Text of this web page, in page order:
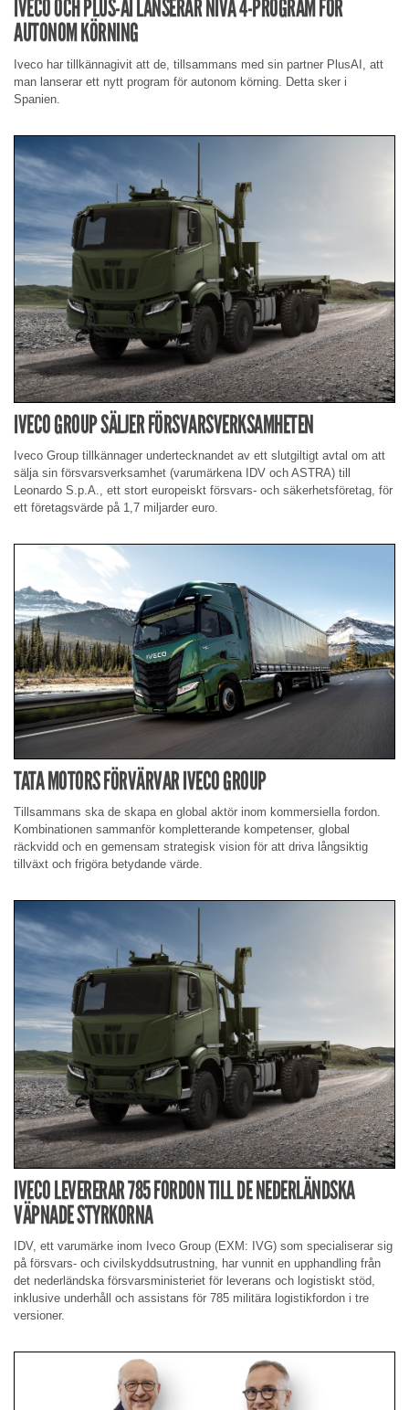
IVECO OCH PLUS-AI LANSERAR NIVÅ 4-PROGRAM FÖR
AUTONOM KÖRNING
Iveco har tillkännagivit att de, tillsammans med sin partner PlusAI, att
man lanserar ett nytt program för autonom körning. Detta sker i
Spanien.
IVECO GROUP SÄLJER FÖRSVARSVERKSAMHETEN
Iveco Group tillkännager undertecknandet av ett slutgiltigt avtal om att
sälja sin försvarsverksamhet (varumärkena IDV och ASTRA) till
Leonardo S.p.A., ett stort europeiskt försvars- och säkerhetsföretag, för
ett företagsvärde på 1,7 miljarder euro.
TATA MOTORS FÖRVÄRVAR IVECO GROUP
Tillsammans ska de skapa en global aktör inom kommersiella fordon.
Kombinationen sammanför kompletterande kompetenser, global
räckvidd och en gemensam strategisk vision för att driva långsiktig
tillväxt och frigöra betydande värde.
IVECO LEVERERAR 785 FORDON TILL DE NEDERLÄNDSKA
VÄPNADE STYRKORNA
IDV, ett varumärke inom Iveco Group (EXM: IVG) som specialiserar sig
på försvars- och civilskyddsutrustning, har vunnit en upphandling från
det nederländska försvarsministeriet för leverans och logistiskt stöd,
inklusive underhåll och assistans för 785 militära logistikfordon i tre
versioner.